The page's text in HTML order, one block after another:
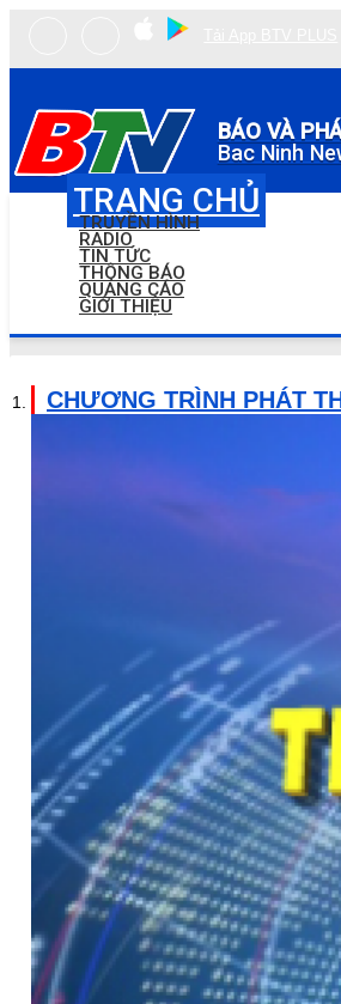
BÁO VÀ
Bac Ninh
TRANG CHỦ
TRUYỀN HÌNH
RADIO
TIN TỨC
THÔNG BÁO
QUẢNG CÁO
GIỚI THIỆU
CHƯƠNG TRÌNH PHÁT